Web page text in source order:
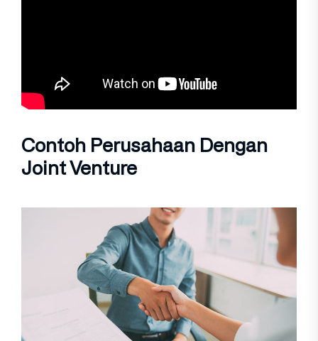
Contoh Perusahaan Dengan
Joint Venture